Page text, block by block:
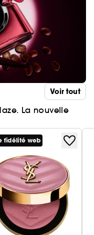
La nouvelle
Voir tout
fidélité web